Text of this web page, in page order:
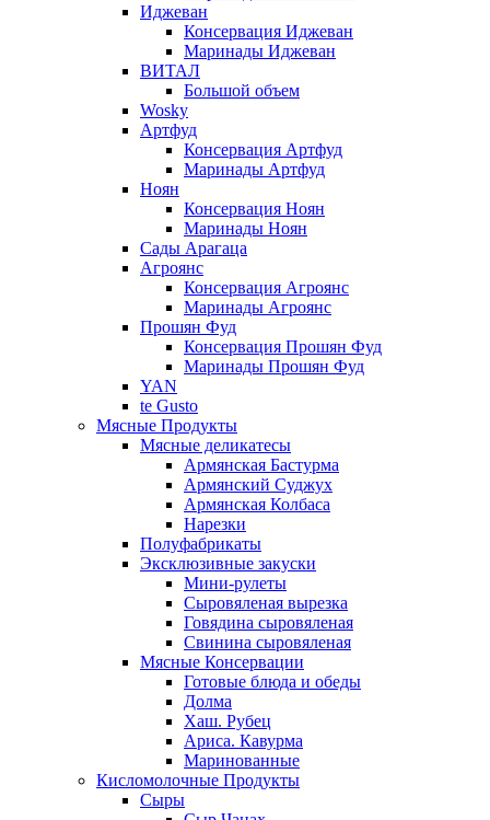
Иджеван
Консервация Иджеван
Маринады Иджеван
ВИТАЛ
Большой объем
Wosky
Артфуд
Консервация Артфуд
Маринады Артфуд
Ноян
Консервация Ноян
Маринады Ноян
Сады Арагаца
Агроянс
Консервация Агроянс
Маринады Агроянс
Прошян Фуд
Консервация Прошян Фуд
Маринады Прошян Фуд
YAN
te Gusto
Мясные Продукты
Мясные деликатесы
Армянская Бастурма
Армянский Суджух
Армянская Колбаса
Нарезки
Полуфабрикаты
Эксклюзивные закуски
Мини-рулеты
Сыровяленая вырезка
Говядина сыровяленая
Свинина сыровяленая
Мясные Консервации
Готовые блюда и обеды
Долма
Хаш. Рубец
Ариса. Кавурма
Маринованные
Кисломолочные Продукты
Сыры